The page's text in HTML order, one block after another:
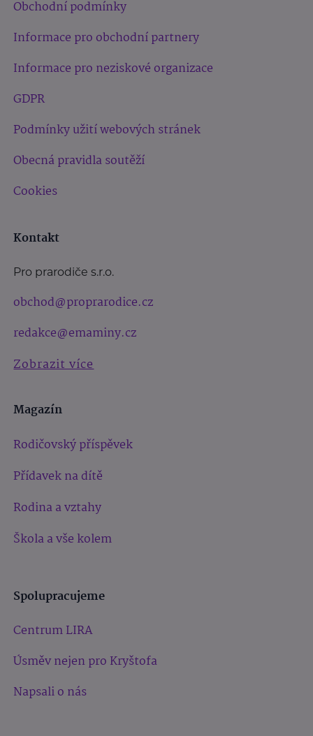
Obchodní podmínky
Informace pro obchodní partnery
Informace pro neziskové organizace
GDPR
Podmínky užití webových stránek
Obecná pravidla soutěží
Cookies
Kontakt
Pro prarodiče s.r.o.
obchod@proprarodice.cz
redakce@emaminy.cz
Zobrazit více
Magazín
Rodičovský příspěvek
Přídavek na dítě
Rodina a vztahy
Škola a vše kolem
Spolupracujeme
Centrum LIRA
Úsměv nejen pro Kryštofa
Napsali o nás